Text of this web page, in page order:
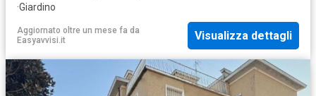
·Giardino
Aggiornato oltre un mese fa da
Easyavvisi.it
Visualizza dettagli